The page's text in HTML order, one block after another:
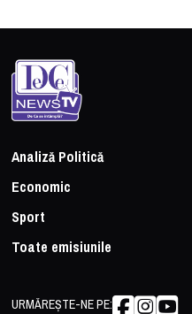
Analiză Politică
Economic
Sport
Toate emisiunile
URMĂREȘTE-NE PE: